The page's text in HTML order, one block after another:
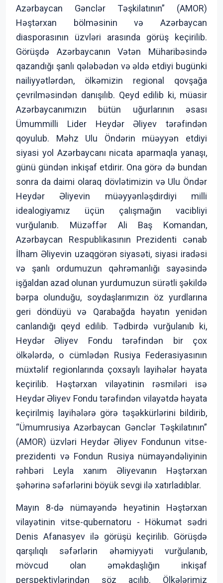
Azərbaycan Gənclər Təşkilatının” (AMOR)
Həştərxan bölməsinin və Azərbaycan
diasporasının üzvləri arasında görüş keçirilib.
Görüşdə Azərbaycanın Vətən Müharibəsində
qazandığı şanlı qələbədən və əldə etdiyi bugünki
nailiyyətlərdən, ölkəmizin regional qovşağa
çevrilməsindən danışılıb. Qeyd edilib ki, müasir
Azərbaycanımızın bütün uğurlarının əsası
Ümummilli Lider Heydər Əliyev tərəfindən
qoyulub. Məhz Ulu Öndərin müəyyən etdiyi
siyasi yol Azərbaycanı nicata aparmaqla yanaşı,
günü gündən inkişaf etdirir. Ona görə də bundan
sonra da daimi olaraq dövlətimizin və Ulu Öndər
Heydər Əliyevin müəyyənləşdirdiyi milli
idealogiyamız üçün çalışmağın vacibliyi
vurğulanıb. Müzəffər Ali Baş Komandan,
Azərbaycan Respublikasının Prezidenti cənab
İlham Əliyevin uzaqgörən siyasəti, siyasi iradəsi
və şanlı ordumuzun qəhrəmanlığı sayəsində
işğaldan azad olunan yurdumuzun sürətli şəkildə
bərpa olunduğu, soydaşlarımızın öz yurdlarına
geri döndüyü və Qarabağda həyatın yenidən
canlandığı qeyd edilib. Tədbirdə vurğulanıb ki,
Heydər Əliyev Fondu tərəfindən bir çox
ölkələrdə, o cümlədən Rusiya Federasiyasının
müxtəlif regionlarında çoxsaylı layihələr həyata
keçirilib. Həştərxan vilayətinin rəsmiləri isə
Heydər Əliyev Fondu tərəfindən vilayətdə həyata
keçirilmiş layihələrə görə təşəkkürlərini bildirib,
“Ümumrusiya Azərbaycan Gənclər Təşkilatının”
(AMOR) üzvləri Heydər Əliyev Fondunun vitse-
prezidenti və Fondun Rusiya nümayəndəliyinin
rəhbəri Leyla xanım Əliyevanın Həştərxan
şəhərinə səfərlərini böyük sevgi ilə xatırladıblar.
Mayın 8-də nümayəndə heyətinin Həştərxan
vilayətinin vitse-qubernatoru - Hökumət sədri
Denis Afanasyev ilə görüşü keçirilib. Görüşdə
qarşılıqlı səfərlərin əhəmiyyəti vurğulanıb,
mövcud olan əməkdaşlığın inkişaf
perspektivlərindən söz açılıb. Ölkələrimiz